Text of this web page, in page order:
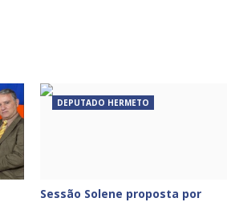
DEPUTADO HERMETO
Sessão Solene proposta por